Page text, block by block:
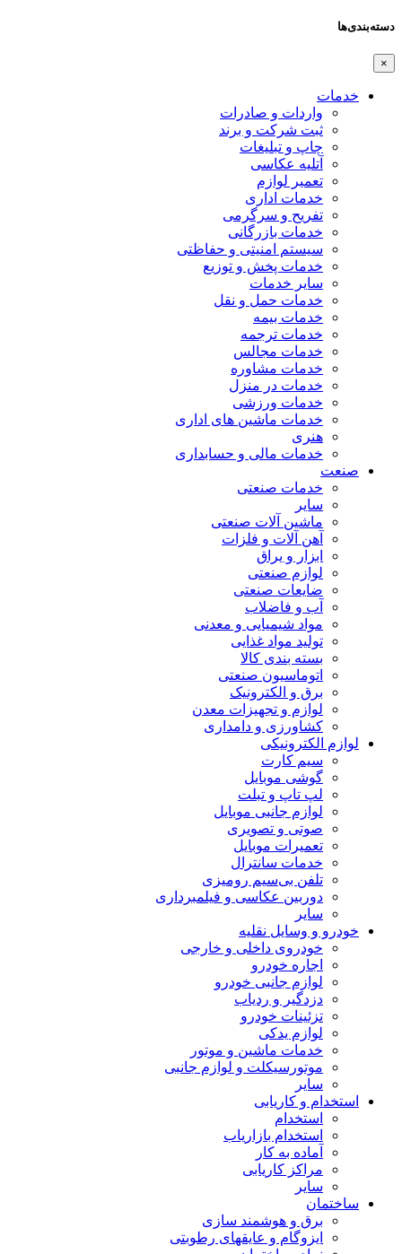
دسته‌بندی‌ها
×
خدمات
واردات و صادرات
ثبت شرکت و برند
چاپ و تبلیغات
آتلیه عکاسی
تعمیر لوازم
خدمات اداری
تفریح و سرگرمی
خدمات بازرگانی
سیستم امنیتی و حفاظتی
خدمات پخش و توزیع
سایر خدمات
خدمات حمل و نقل
خدمات بیمه
خدمات ترجمه
خدمات مجالس
خدمات مشاوره
خدمات در منزل
خدمات ورزشی
خدمات ماشین های اداری
هنری
خدمات مالی و حسابداری
صنعت
خدمات صنعتی
سایر
ماشین آلات صنعتی
آهن آلات و فلزات
ابزار و یراق
لوازم صنعتی
ضایعات صنعتی
آب و فاضلاب
مواد شیمیایی و معدنی
تولید مواد غذایی
بسته بندی کالا
اتوماسیون صنعتی
برق و الکترونیک
لوازم و تجهیزات معدن
کشاورزی و دامداری
لوازم الکترونیکی
سیم کارت
گوشی موبایل
لپ تاپ و تبلت
لوازم جانبی موبایل
صوتی و تصویری
تعمیرات موبایل
خدمات سانترال
تلفن بی‌سیم رومیزی
دوربین عکاسی و فیلمبرداری
سایر
خودرو و وسایل نقلیه
خودروی داخلی و خارجی
اجاره خودرو
لوازم جانبی خودرو
دزدگیر و ردیاب
تزئینات خودرو
لوازم یدکی
خدمات ماشین و موتور
موتورسیکلت و لوازم جانبی
سایر
استخدام و کاریابی
استخدام
استخدام بازاریاب
آماده به کار
مراکز کاریابی
سایر
ساختمان
برق و هوشمند سازی
ایزوگام و عایقهای رطوبتی